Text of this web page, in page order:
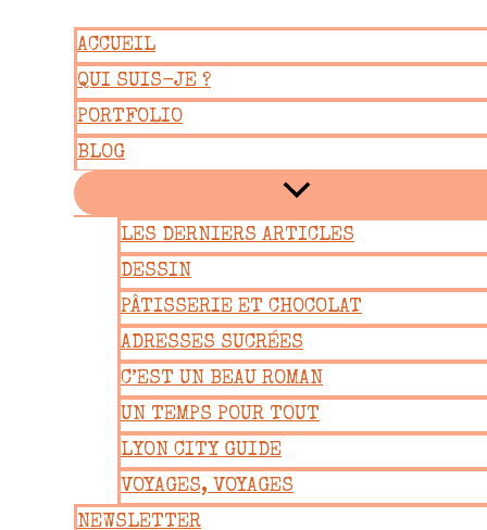
contenu
ACCUEIL
QUI SUIS-JE ?
PORTFOLIO
BLOG
LES DERNIERS ARTICLES
DESSIN
PÂTISSERIE ET CHOCOLAT
ADRESSES SUCRÉES
C’EST UN BEAU ROMAN
UN TEMPS POUR TOUT
LYON CITY GUIDE
VOYAGES, VOYAGES
NEWSLETTER